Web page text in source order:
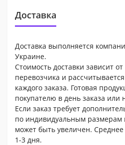
Доставка
Доставка выполняется
Украине.
Стоимость доставки зависит
перевозчика и
каждого заказа. Готовая
покупателю в день заказа
Если заказ требует
по индивидуальным размерам
может быть увеличен. Среднее
1-3 дня.